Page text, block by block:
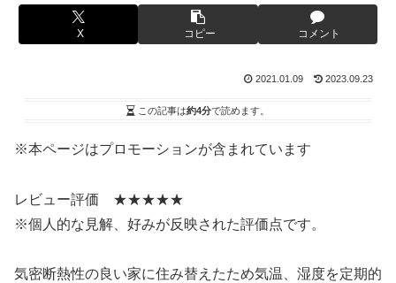
X コピー コメント
2021.01.09 2023.09.23
この記事は約4分で読めます。
※本ページはプロモーションが含まれています
レビュー評価 ★★★★★
※個人的な見解、好みが反映された評価点です。
気密断熱性の良い家に住み替えたため気温、湿度を定期的